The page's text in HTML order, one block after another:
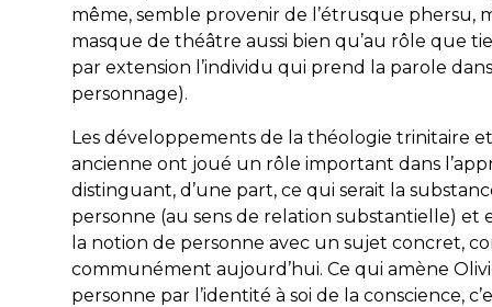
même, semble provenir de l’étrusque phersu,
masque de théâtre aussi bien qu’au rôle que
par extension l’individu qui prend la parole
personnage).
Les développements de la théologie trinitaire
ancienne ont joué un rôle important dans
distinguant, d’une part, ce qui serait la
personne (au sens de relation substantielle)
la notion de personne avec un sujet concret,
communément aujourd’hui. Ce qui amène
personne par l’identité à soi de la conscience,